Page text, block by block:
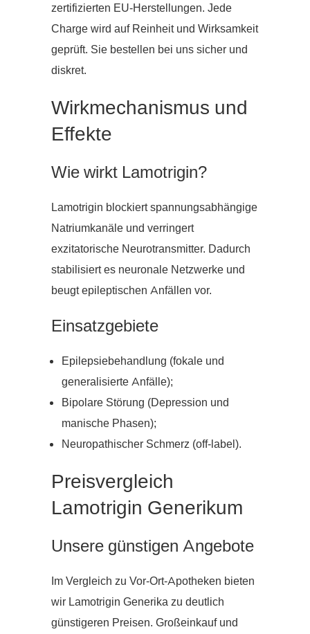
zertifizierten EU-Herstellungen. Jede
Charge wird auf Reinheit und Wirksamkeit
geprüft. Sie bestellen bei uns sicher und
diskret.
Wirkmechanismus und
Effekte
Wie wirkt Lamotrigin?
Lamotrigin blockiert spannungsabhängige
Natriumkanäle und verringert
exzitatorische Neurotransmitter. Dadurch
stabilisiert es neuronale Netzwerke und
beugt epileptischen Anfällen vor.
Einsatzgebiete
Epilepsiebehandlung (fokale und
generalisierte Anfälle);
Bipolare Störung (Depression und
manische Phasen);
Neuropathischer Schmerz (off-label).
Preisvergleich
Lamotrigin Generikum
Unsere günstigen Angebote
Im Vergleich zu Vor-Ort-Apotheken bieten
wir Lamotrigin Generika zu deutlich
günstigeren Preisen. Großeinkauf und